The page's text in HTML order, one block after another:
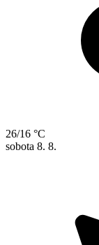
26/16 °C
sobota 8. 8.